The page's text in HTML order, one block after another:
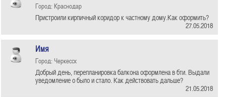
Город: Краснодар
Пристроили кирпичный коридор к частному дому.Как оформить?
27.05.2018
Имя
Город: Черкесск
Добрый день, перепланировка балкона оформлена в бти. Выдали
уведомление о было и стало. Как действовать дальше?
21.05.2018